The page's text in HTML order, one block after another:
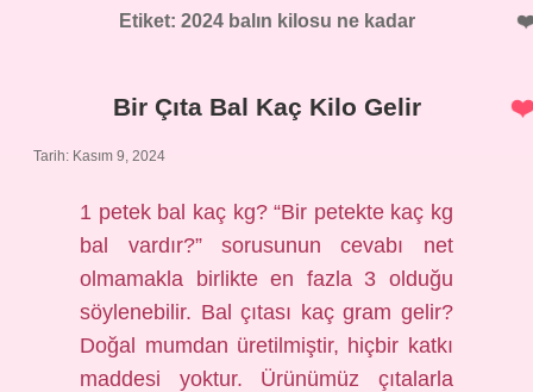
Etiket: 2024 balın kilosu ne kadar
Bir Çıta Bal Kaç Kilo Gelir
Tarih: Kasım 9, 2024
1 petek bal kaç kg? “Bir petekte kaç kg
bal vardır?” sorusunun cevabı net
olmamakla birlikte en fazla 3 olduğu
söylenebilir. Bal çıtası kaç gram gelir?
Doğal mumdan üretilmiştir, hiçbir katkı
maddesi yoktur. Ürünümüz çıtalarla